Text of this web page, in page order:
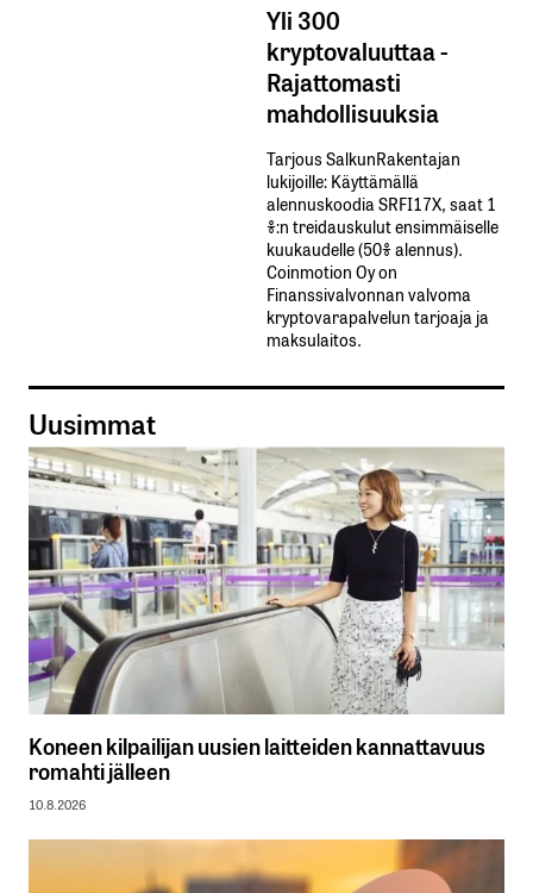
Yli 300
kryptovaluuttaa -
Rajattomasti
mahdollisuuksia
Tarjous SalkunRakentajan
lukijoille: Käyttämällä​ ​
alennuskoodia​ ​SRFI17X,​ ​saat​ ​1
%:n treidauskulut​ ​ensimmäiselle​ ​
kuukaudelle​ ​(50%​ ​alennus).
Coinmotion Oy on
Finanssivalvonnan valvoma
kryptovarapalvelun tarjoaja ja
maksulaitos.
Uusimmat
Koneen kilpailijan uusien laitteiden kannattavuus
romahti jälleen
10.8.2026